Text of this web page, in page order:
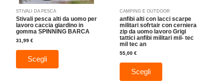
STIVALI DA PESCA
Stivali pesca alti da uomo per
lavoro caccia giardino in
gomma SPINNING BARCA
31,99€
Scegli
nella
del
prodotto
CAMPING E OUTDOOR
anfibi alti con lacci scarpe
militari sofrtair con cerniera
zip da uomo lavoro Grigi
tattici anfibi militari mil- tec
mil tec an
55,00€
Scegli
del
prodotto